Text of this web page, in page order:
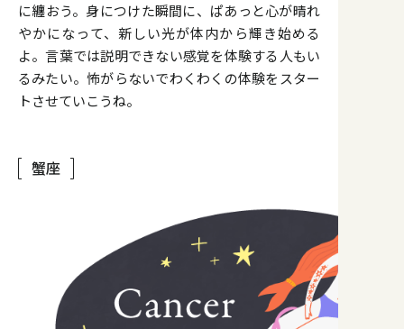
に纏おう。身につけた瞬間に、ぱあっと心が晴れ
やかになって、新しい光が体内から輝き始める
よ。言葉では説明できない感覚を体験する人もい
るみたい。怖がらないでわくわくの体験をスター
トさせていこうね。
蟹座